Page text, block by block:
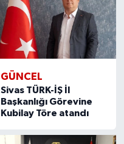
GÜNCEL
Sivas TÜRK-İŞ İl
Başkanlığı Görevine
Kubilay Töre atandı